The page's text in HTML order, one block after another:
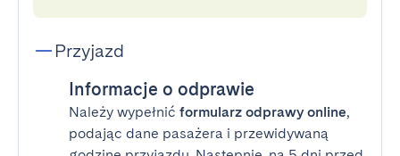
Przyjazd
Informacje o odprawie
Należy wypełnić formularz odprawy online,
podając dane pasażera i przewidywaną